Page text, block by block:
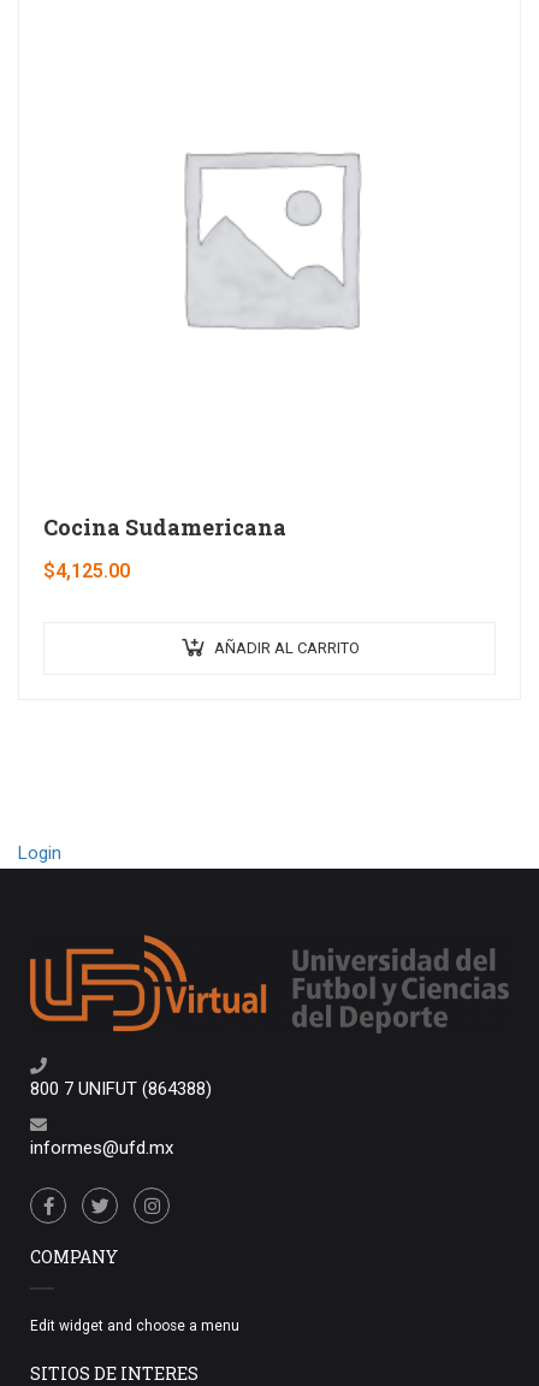
Cocina Sudamericana
$4,125.00
AÑADIR AL CARRITO
Login
800 7 UNIFUT (864388)
informes@ufd.mx
COMPANY
Edit widget and choose a menu
SITIOS DE INTERES